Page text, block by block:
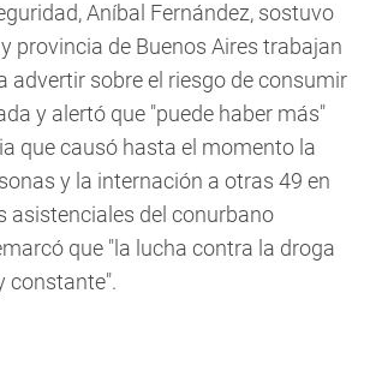
Aníbal Fernández, sostuvo
provincia de Buenos Aires trabajan
advertir sobre el riesgo de consumir
y alertó que "puede haber más"
que causó hasta el momento la
y la internación a otras 49 en
asistenciales del conurbano
que "la lucha contra la droga
constante".